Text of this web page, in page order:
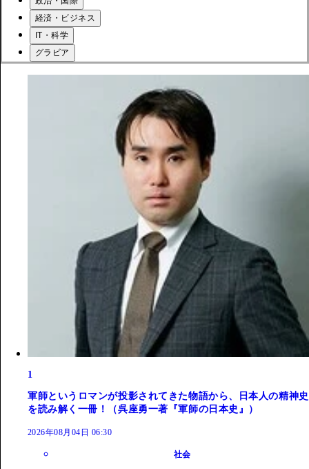
経済・ビジネス
IT・科学
グラビア
1
軍師というロマンが投影されてきた物語から、日本人の精神史
を読み解く一冊！（呉座勇一著『軍師の日本史』）
2026年08月04日 06:30
社会